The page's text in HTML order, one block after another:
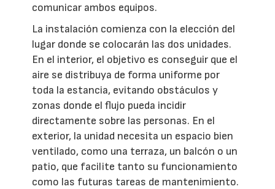
comunicar ambos equipos.
La instalación comienza con la elección del
lugar donde se colocarán las dos unidades.
En el interior, el objetivo es conseguir que el
aire se distribuya de forma uniforme por
toda la estancia, evitando obstáculos y
zonas donde el flujo pueda incidir
directamente sobre las personas. En el
exterior, la unidad necesita un espacio bien
ventilado, como una terraza, un balcón o un
patio, que facilite tanto su funcionamiento
como las futuras tareas de mantenimiento.